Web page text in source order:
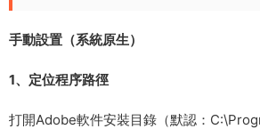
手動設置（系統原生）
​1、定位程序路徑​
打開Adobe軟件安裝目錄（默認：